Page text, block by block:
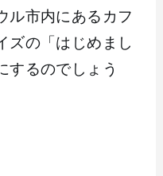
ル市内にあるカフ
ズの「はじめまし
するのでしょう